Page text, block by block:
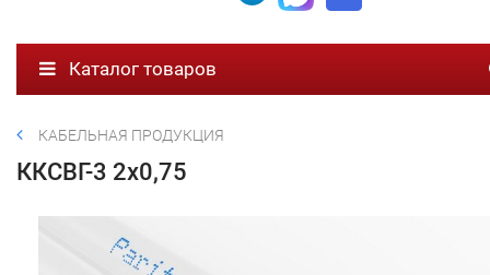
Каталог товаров
КАБЕЛЬНАЯ ПРОДУКЦИЯ
ККСВГ-3 2х0,75